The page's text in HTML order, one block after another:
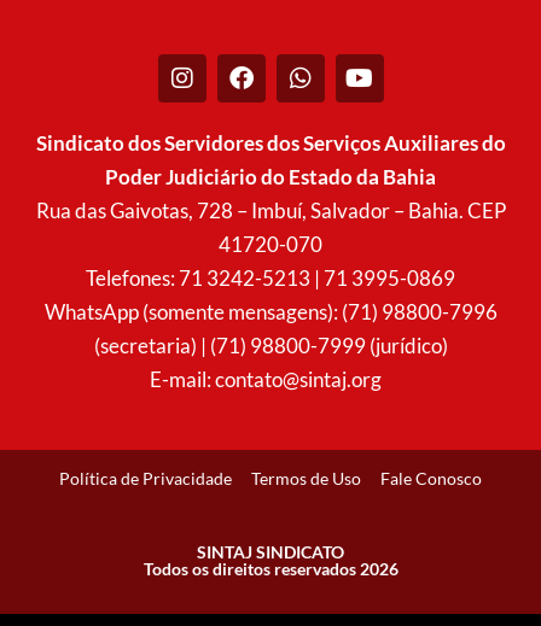
I
n
t
g
r
F
a
e
b
o
o
k
W
h
t
a
p
p
Y
o
t
u
b
e
Sindicato dos Servidores dos Serviços Auxiliares do
Poder Judiciário do Estado da Bahia
Rua das Gaivotas, 728 – Imbuí, Salvador – Bahia. CEP
41720-070
Telefones: 71 3242-5213 | 71 3995-0869
WhatsApp (somente mensagens): (71) 98800-7996
(secretaria) | (71) 98800-7999 (jurídico)
E-mail:contato@sintaj.org
Política de Privacidade Termos de Uso Fale Conosco
SINTAJ SINDICATO
Todos os direitos reservados 2026